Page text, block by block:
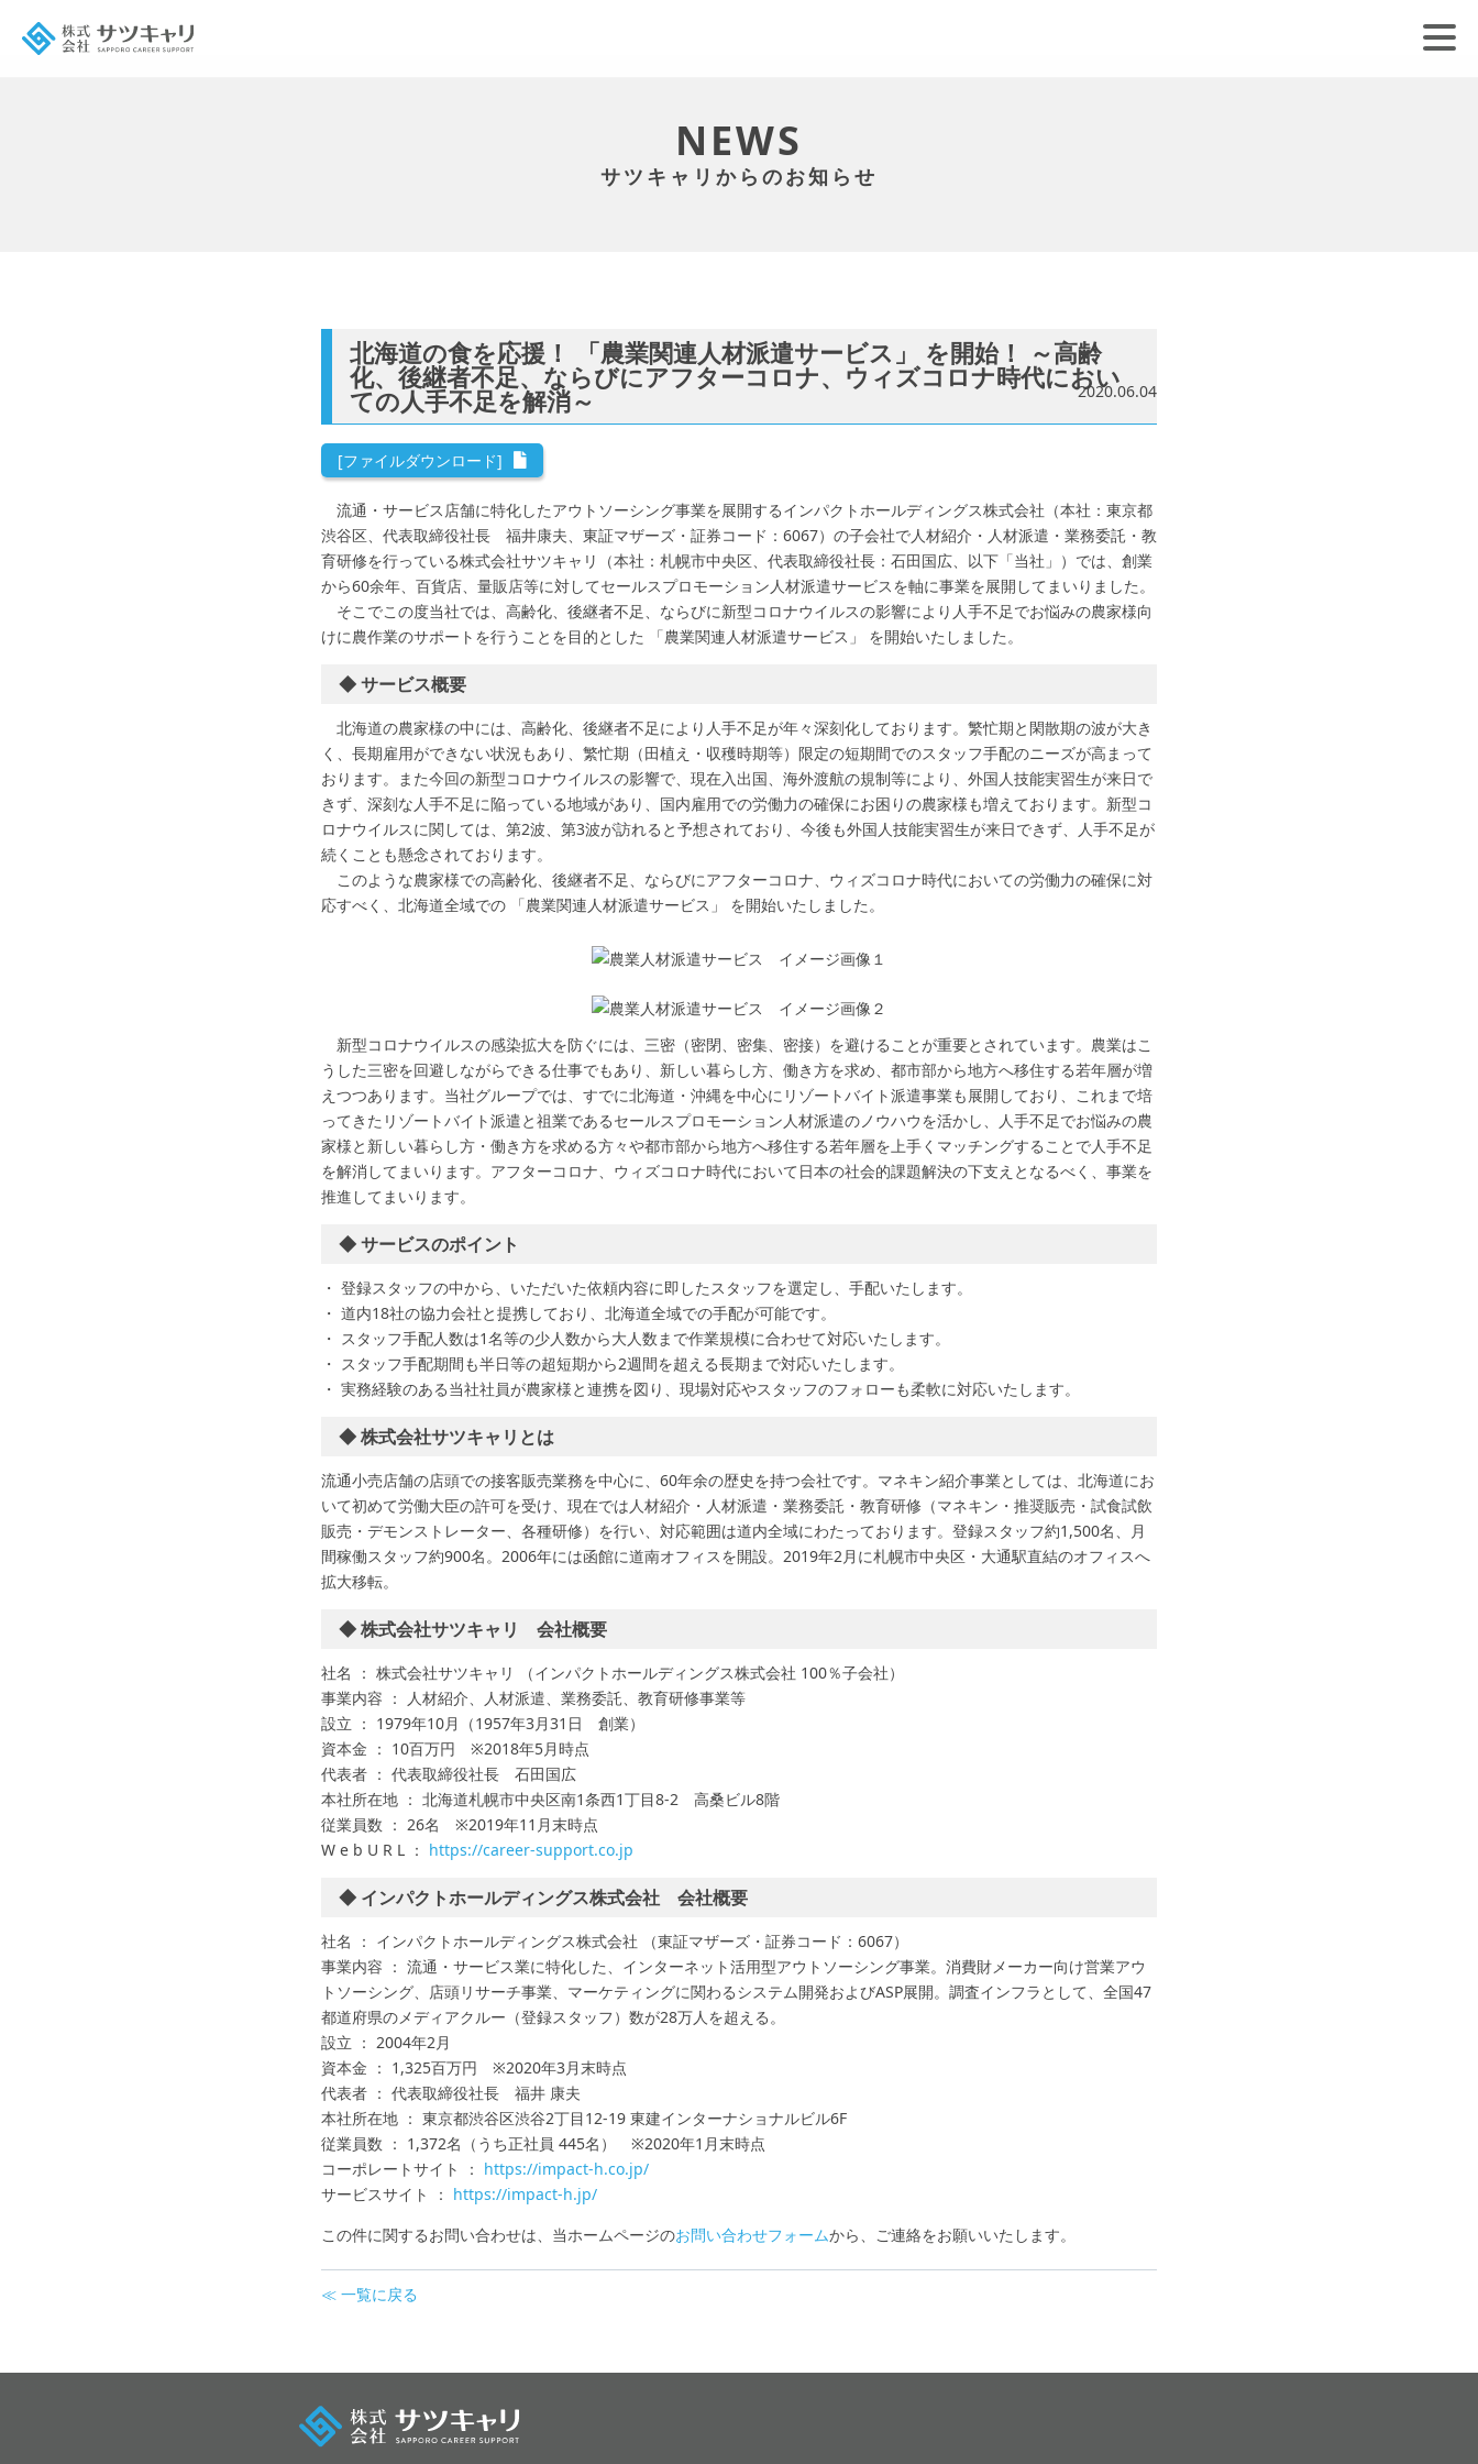
NEWS
サツキャリからのお知らせ
北海道の食を応援！ 「農業関連人材派遣サービス」 を開始！ ～高齢
化、後継者不足、ならびにアフターコロナ、ウィズコロナ時代におい
ての人手不足を解消～ 2020.06.04
[ファイルダウンロード]
流通・サービス店舗に特化したアウトソーシング事業を展開するインパクトホールディングス株式会社（本社：東京都
渋谷区、代表取締役社長 福井康夫、東証マザーズ・証券コード：6067）の子会社で人材紹介・人材派遣・業務委託・教
育研修を行っている株式会社サツキャリ（本社：札幌市中央区、代表取締役社長：石田国広、以下「当社」）では、創業
から60余年、百貨店、量販店等に対してセールスプロモーション人材派遣サービスを軸に事業を展開してまいりました。
そこでこの度当社では、高齢化、後継者不足、ならびに新型コロナウイルスの影響により人手不足でお悩みの農家様向
けに農作業のサポートを行うことを目的とした 「農業関連人材派遣サービス」 を開始いたしました。
◆ サービス概要
北海道の農家様の中には、高齢化、後継者不足により人手不足が年々深刻化しております。繁忙期と閑散期の波が大き
く、長期雇用ができない状況もあり、繁忙期（田植え・収穫時期等）限定の短期間でのスタッフ手配のニーズが高まって
おります。また今回の新型コロナウイルスの影響で、現在入出国、海外渡航の規制等により、外国人技能実習生が来日で
きず、深刻な人手不足に陥っている地域があり、国内雇用での労働力の確保にお困りの農家様も増えております。新型コ
ロナウイルスに関しては、第2波、第3波が訪れると予想されており、今後も外国人技能実習生が来日できず、人手不足が
続くことも懸念されております。
このような農家様での高齢化、後継者不足、ならびにアフターコロナ、ウィズコロナ時代においての労働力の確保に対
応すべく、北海道全域での 「農業関連人材派遣サービス」 を開始いたしました。
新型コロナウイルスの感染拡大を防ぐには、三密（密閉、密集、密接）を避けることが重要とされています。農業はこ
うした三密を回避しながらできる仕事でもあり、新しい暮らし方、働き方を求め、都市部から地方へ移住する若年層が増
えつつあります。当社グループでは、すでに北海道・沖縄を中心にリゾートバイト派遣事業も展開しており、これまで培
ってきたリゾートバイト派遣と祖業であるセールスプロモーション人材派遣のノウハウを活かし、人手不足でお悩みの農
家様と新しい暮らし方・働き方を求める方々や都市部から地方へ移住する若年層を上手くマッチングすることで人手不足
を解消してまいります。アフターコロナ、ウィズコロナ時代において日本の社会的課題解決の下支えとなるべく、事業を
推進してまいります。
◆ サービスのポイント
・ 登録スタッフの中から、いただいた依頼内容に即したスタッフを選定し、手配いたします。
・ 道内18社の協力会社と提携しており、北海道全域での手配が可能です。
・ スタッフ手配人数は1名等の少人数から大人数まで作業規模に合わせて対応いたします。
・ スタッフ手配期間も半日等の超短期から2週間を超える長期まで対応いたします。
・ 実務経験のある当社社員が農家様と連携を図り、現場対応やスタッフのフォローも柔軟に対応いたします。
◆ 株式会社サツキャリとは
流通小売店舗の店頭での接客販売業務を中心に、60年余の歴史を持つ会社です。マネキン紹介事業としては、北海道にお
いて初めて労働大臣の許可を受け、現在では人材紹介・人材派遣・業務委託・教育研修（マネキン・推奨販売・試食試飲
販売・デモンストレーター、各種研修）を行い、対応範囲は道内全域にわたっております。登録スタッフ約1,500名、月
間稼働スタッフ約900名。2006年には函館に道南オフィスを開設。2019年2月に札幌市中央区・大通駅直結のオフィスへ
拡大移転。
◆ 株式会社サツキャリ 会社概要
社名 ： 株式会社サツキャリ （インパクトホールディングス株式会社 100％子会社）
事業内容 ： 人材紹介、人材派遣、業務委託、教育研修事業等
設立 ： 1979年10月（1957年3月31日 創業）
資本金 ： 10百万円 ※2018年5月時点
代表者 ： 代表取締役社長 石田国広
本社所在地 ： 北海道札幌市中央区南1条西1丁目8-2 高桑ビル8階
従業員数 ： 26名 ※2019年11月末時点
W e b U R L ： https://career-support.co.jp
◆ インパクトホールディングス株式会社 会社概要
社名 ： インパクトホールディングス株式会社 （東証マザーズ・証券コード：6067）
事業内容 ： 流通・サービス業に特化した、インターネット活用型アウトソーシング事業。消費財メーカー向け営業アウ
トソーシング、店頭リサーチ事業、マーケティングに関わるシステム開発およびASP展開。調査インフラとして、全国47
都道府県のメディアクルー（登録スタッフ）数が28万人を超える。
設立 ： 2004年2月
資本金 ： 1,325百万円 ※2020年3月末時点
代表者 ： 代表取締役社長 福井 康夫
本社所在地 ： 東京都渋谷区渋谷2丁目12-19 東建インターナショナルビル6F
従業員数 ： 1,372名（うち正社員 445名） ※2020年1月末時点
コーポレートサイト ： https://impact-h.co.jp/
サービスサイト ： https://impact-h.jp/
この件に関するお問い合わせは、当ホームページのお問い合わせフォームから、ご連絡をお願いいたします。
≪ 一覧に戻る